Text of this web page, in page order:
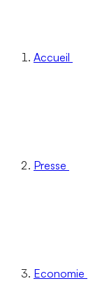
Accueil
Presse
Economie